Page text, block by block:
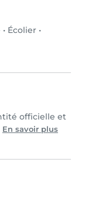
• Écolier •
officielle et
En savoir plus